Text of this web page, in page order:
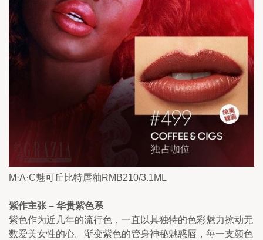
M·A·C魅可丘比特唇釉RMB210/3.1ML
紫作主张 – 华贵紫色系
紫色作为近几年的流行色，一直以其独特的色彩魅力撩动无
数爱美女性的心。渐变紫色的管身神秘魅惑唇，每一支颜色